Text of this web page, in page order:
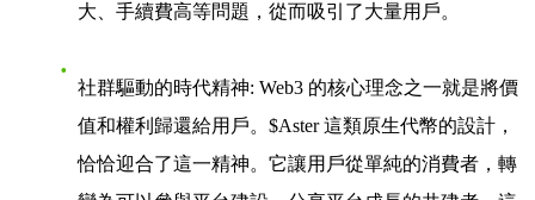
大、手續費高等問題，從而吸引了大量用戶。
社群驅動的時代精神: Web3 的核心理念之一就是將價
值和權利歸還給用戶。$Aster 這類原生代幣的設計，
恰恰迎合了這一精神。它讓用戶從單純的消費者，轉